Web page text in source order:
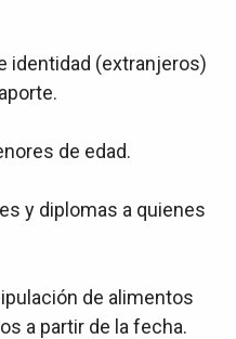
(extranjeros)
de edad.
y diplomas a quienes
de alimentos
a partir de la fecha.